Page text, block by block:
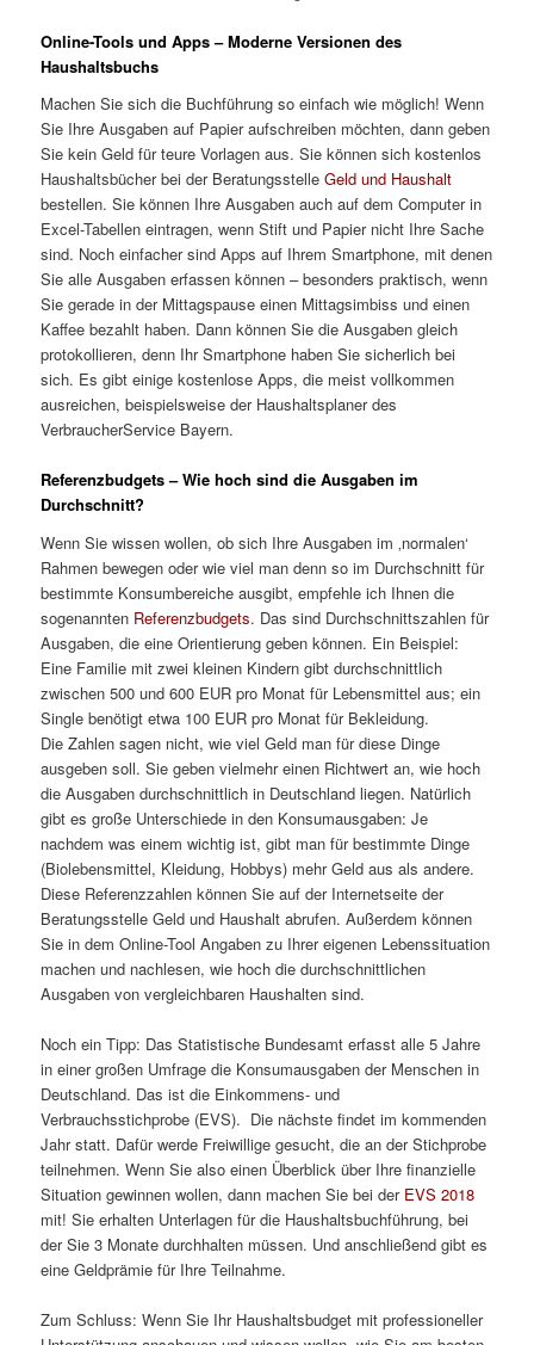
Online-Tools und Apps – Moderne Versionen des
Haushaltsbuchs
Machen Sie sich die Buchführung so einfach wie möglich! Wenn
Sie Ihre Ausgaben auf Papier aufschreiben möchten, dann geben
Sie kein Geld für teure Vorlagen aus. Sie können sich kostenlos
Haushaltsbücher bei der BeratungsstelleGeld und Haushalt
bestellen. Sie können Ihre Ausgaben auch auf dem Computer in
Excel-Tabellen eintragen, wenn Stift und Papier nicht Ihre Sache
sind. Noch einfacher sind Apps auf Ihrem Smartphone, mit denen
Sie alle Ausgaben erfassen können – besonders praktisch, wenn
Sie gerade in der Mittagspause einen Mittagsimbiss und einen
Kaffee bezahlt haben. Dann können Sie die Ausgaben gleich
protokollieren, denn Ihr Smartphone haben Sie sicherlich bei
sich. Es gibt einige kostenlose Apps, die meist vollkommen
ausreichen, beispielsweise der Haushaltsplaner des
VerbraucherService Bayern.
Referenzbudgets – Wie hoch sind die Ausgaben im
Durchschnitt?
Wenn Sie wissen wollen, ob sich Ihre Ausgaben im ‚normalen‘
Rahmen bewegen oder wie viel man denn so im Durchschnitt für
bestimmte Konsumbereiche ausgibt, empfehle ich Ihnen die
sogenannten Referenzbudgets. Das sind Durchschnittszahlen für
Ausgaben, die eine Orientierung geben können. Ein Beispiel:
Eine Familie mit zwei kleinen Kindern gibt durchschnittlich
zwischen 500 und 600 EUR pro Monat für Lebensmittel aus; ein
Single benötigt etwa 100 EUR pro Monat für Bekleidung.
Die Zahlen sagen nicht, wie viel Geld man für diese Dinge
ausgeben soll. Sie geben vielmehr einen Richtwert an, wie hoch
die Ausgaben durchschnittlich in Deutschland liegen. Natürlich
gibt es große Unterschiede in den Konsumausgaben: Je
nachdem was einem wichtig ist, gibt man für bestimmte Dinge
(Biolebensmittel, Kleidung, Hobbys) mehr Geld aus als andere.
Diese Referenzzahlen können Sie auf der Internetseite der
Beratungsstelle Geld und Haushalt abrufen. Außerdem können
Sie in dem Online-Tool Angaben zu Ihrer eigenen Lebenssituation
machen und nachlesen, wie hoch die durchschnittlichen
Ausgaben von vergleichbaren Haushalten sind.
Noch ein Tipp: Das Statistische Bundesamt erfasst alle 5 Jahre
in einer großen Umfrage die Konsumausgaben der Menschen in
Deutschland. Das ist die Einkommens- und
Verbrauchsstichprobe (EVS). Die nächste findet im kommenden
Jahr statt. Dafür werde Freiwillige gesucht, die an der Stichprobe
teilnehmen. Wenn Sie also einen Überblick über Ihre finanzielle
Situation gewinnen wollen, dann machen Sie bei der EVS 2018
mit! Sie erhalten Unterlagen für die Haushaltsbuchführung, bei
der Sie 3 Monate durchhalten müssen. Und anschließend gibt es
eine Geldprämie für Ihre Teilnahme.
Zum Schluss: Wenn Sie Ihr Haushaltsbudget mit professioneller